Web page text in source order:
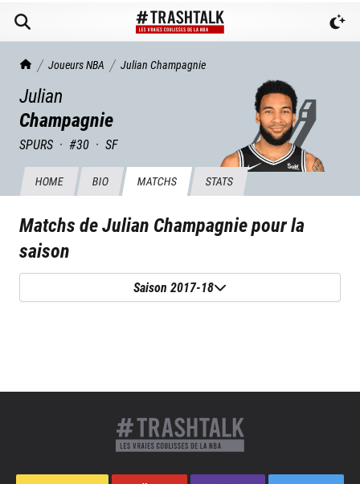
TrashTalk Actu NBA
Joueurs NBA Julian Champagnie
Julian
Champagnie
SPURS · #30 · SF
HOME BIO MATCHS STATS
Matchs deJulian Champagniepour la
saison
Saison 2017-18